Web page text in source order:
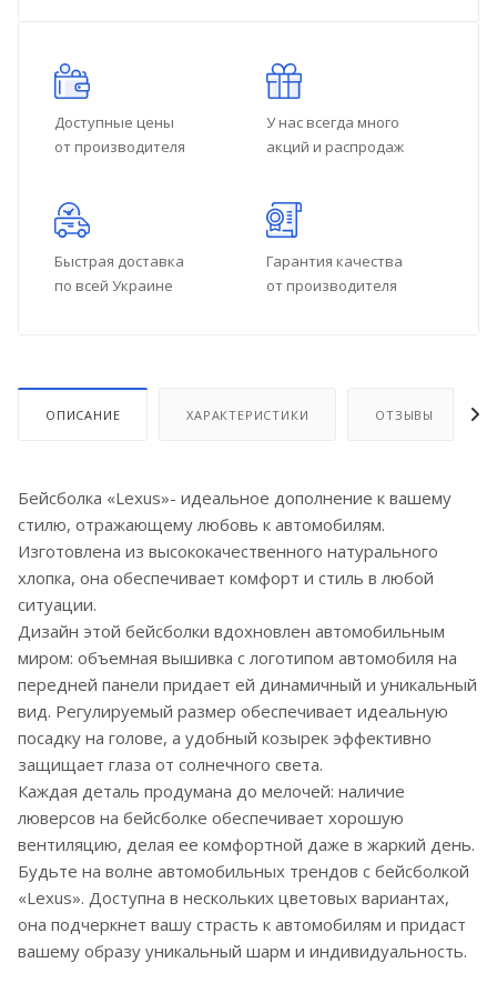
Доступные цены
от производителя
У нас всегда много
акций и распродаж
Быстрая доставка
по всей Украине
Гарантия качества
от производителя
ОПИСАНИЕ ХАРАКТЕРИСТИКИ ОТЗЫВЫ
Бейсболка «Lexus»- идеальное дополнение к вашему
стилю, отражающему любовь к автомобилям.
Изготовлена из высококачественного натурального
хлопка, она обеспечивает комфорт и стиль в любой
ситуации.
Дизайн этой бейсболки вдохновлен автомобильным
миром: объемная вышивка с логотипом автомобиля на
передней панели придает ей динамичный и уникальный
вид. Регулируемый размер обеспечивает идеальную
посадку на голове, а удобный козырек эффективно
защищает глаза от солнечного света.
Каждая деталь продумана до мелочей: наличие
люверсов на бейсболке обеспечивает хорошую
вентиляцию, делая ее комфортной даже в жаркий день.
Будьте на волне автомобильных трендов с бейсболкой
«Lexus». Доступна в нескольких цветовых вариантах,
она подчеркнет вашу страсть к автомобилям и придаст
вашему образу уникальный шарм и индивидуальность.